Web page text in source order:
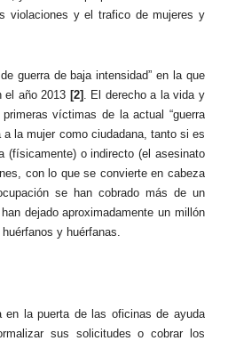
violaciones y el trafico de mujeres y
guerra de baja intensidad” en la que
el año 2013 [2]
. El derecho a la vida y
víctimas de la actual “guerra
a la mujer como ciudadana, tanto si es
(físicamente) o indirecto (el asesinato
con lo que se convierte en cabeza
se han cobrado más de un
dejado aproximadamente un millón
y huérfanas.
en la puerta de las oficinas de ayuda
sus solicitudes o cobrar los